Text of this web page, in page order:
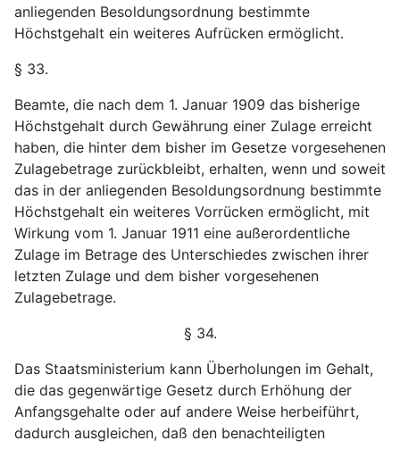
anliegenden Besoldungsordnung bestimmte
Höchstgehalt ein weiteres Aufrücken ermöglicht.
§ 33.
Beamte, die nach dem 1. Januar 1909 das bisherige
Höchstgehalt durch Gewährung einer Zulage erreicht
haben, die hinter dem bisher im Gesetze vorgesehenen
Zulagebetrage zurückbleibt, erhalten, wenn und soweit
das in der anliegenden Besoldungsordnung bestimmte
Höchstgehalt ein weiteres Vorrücken ermöglicht, mit
Wirkung vom 1. Januar 1911 eine außerordentliche
Zulage im Betrage des Unterschiedes zwischen ihrer
letzten Zulage und dem bisher vorgesehenen
Zulagebetrage.
§ 34.
Das Staatsministerium kann Überholungen im Gehalt,
die das gegenwärtige Gesetz durch Erhöhung der
Anfangsgehalte oder auf andere Weise herbeiführt,
dadurch ausgleichen, daß den benachteiligten